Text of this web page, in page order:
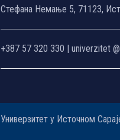
Стефана Немање 5, 71123,
+387 57 320 330 | univerzitet
Универзитет у Источном